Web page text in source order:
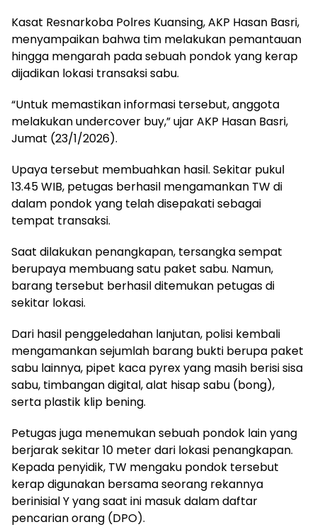
Kasat Resnarkoba Polres Kuansing, AKP Hasan Basri,
menyampaikan bahwa tim melakukan pemantauan
hingga mengarah pada sebuah pondok yang kerap
dijadikan lokasi transaksi sabu.
“Untuk memastikan informasi tersebut, anggota
melakukan undercover buy,” ujar AKP Hasan Basri,
Jumat (23/1/2026).
Upaya tersebut membuahkan hasil. Sekitar pukul
13.45 WIB, petugas berhasil mengamankan TW di
dalam pondok yang telah disepakati sebagai
tempat transaksi.
Saat dilakukan penangkapan, tersangka sempat
berupaya membuang satu paket sabu. Namun,
barang tersebut berhasil ditemukan petugas di
sekitar lokasi.
Dari hasil penggeledahan lanjutan, polisi kembali
mengamankan sejumlah barang bukti berupa paket
sabu lainnya, pipet kaca pyrex yang masih berisi sisa
sabu, timbangan digital, alat hisap sabu (bong),
serta plastik klip bening.
Petugas juga menemukan sebuah pondok lain yang
berjarak sekitar 10 meter dari lokasi penangkapan.
Kepada penyidik, TW mengaku pondok tersebut
kerap digunakan bersama seorang rekannya
berinisial Y yang saat ini masuk dalam daftar
pencarian orang (DPO).